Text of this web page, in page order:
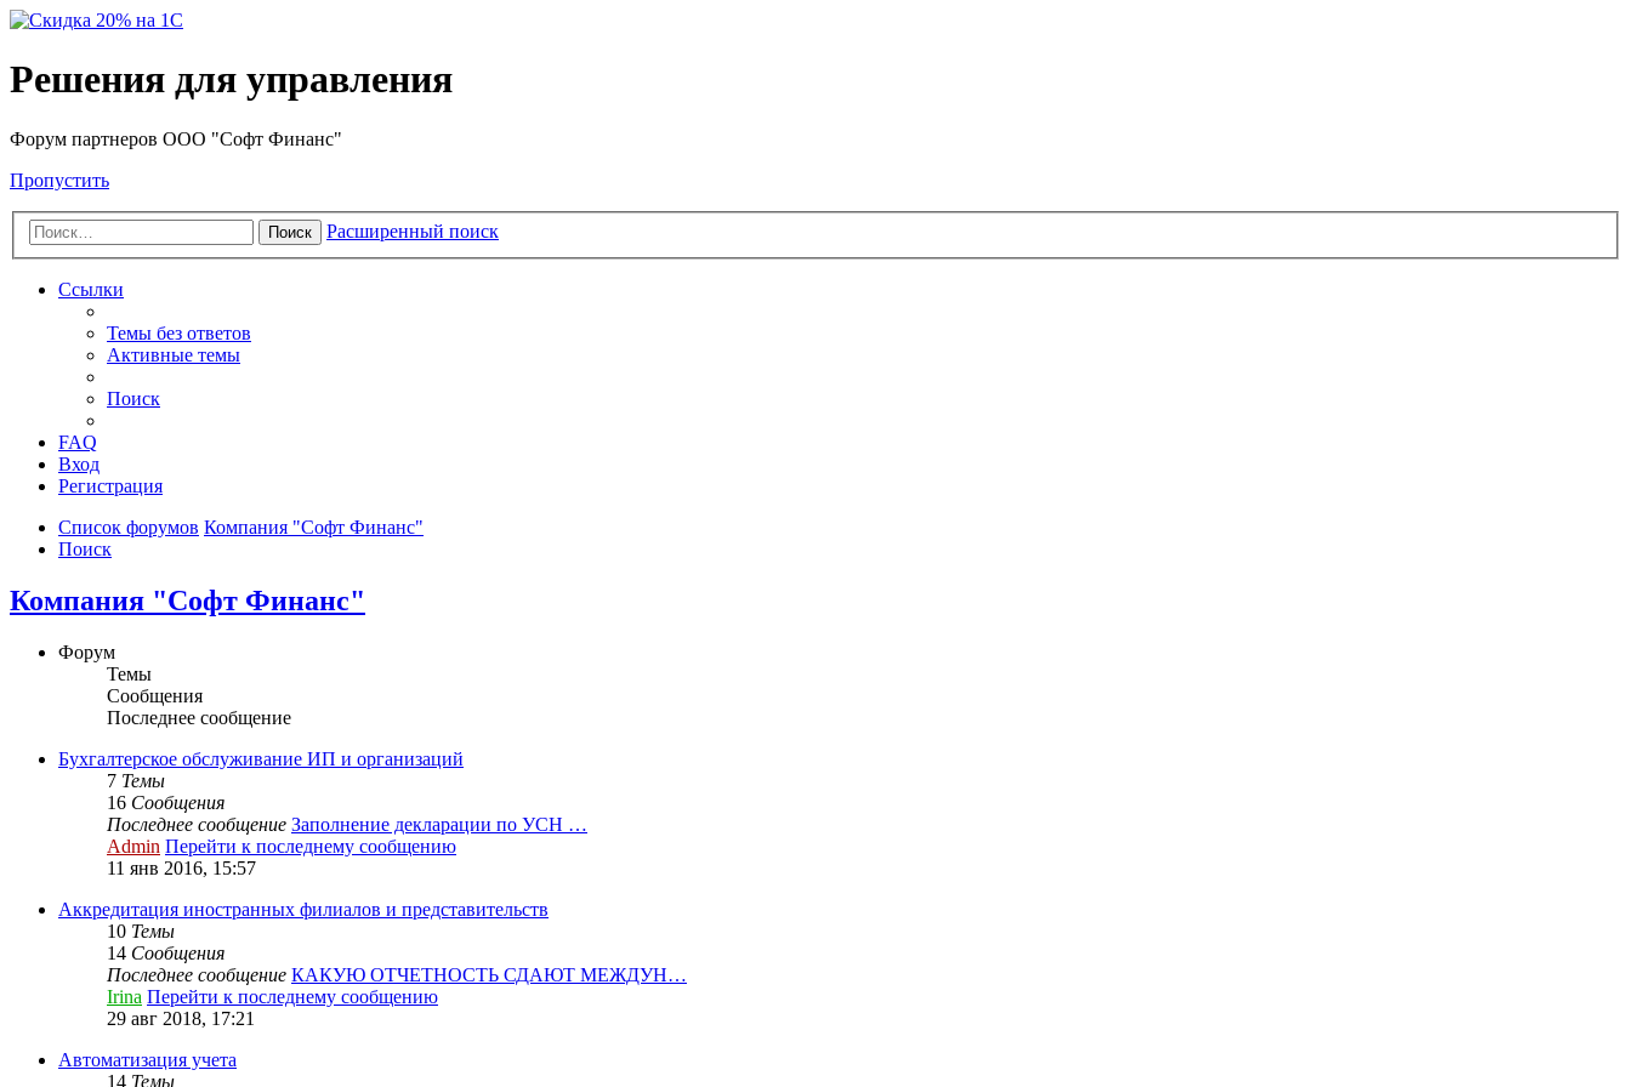
Решения для управления
Форум партнеров ООО "Софт Финанс"
Пропустить
Поиск Расширенный поиск
Ссылки
Темы без ответов
Активные темы
Поиск
FAQ
Вход
Регистрация
Список форумов Компания "Софт Финанс"
Поиск
Компания "Софт Финанс"
Форум
Темы
Сообщения
Последнее сообщение
Бухгалтерское обслуживание ИП и организаций
7 Темы
16 Сообщения
Последнее сообщение Заполнение декларации по УСН …
Admin Перейти к последнему сообщению
11 янв 2016, 15:57
Аккредитация иностранных филиалов и представительств
10 Темы
14 Сообщения
Последнее сообщение КАКУЮ ОТЧЕТНОСТЬ СДАЮТ МЕЖДУН…
Irina Перейти к последнему сообщению
29 авг 2018, 17:21
Автоматизация учета
14 Темы